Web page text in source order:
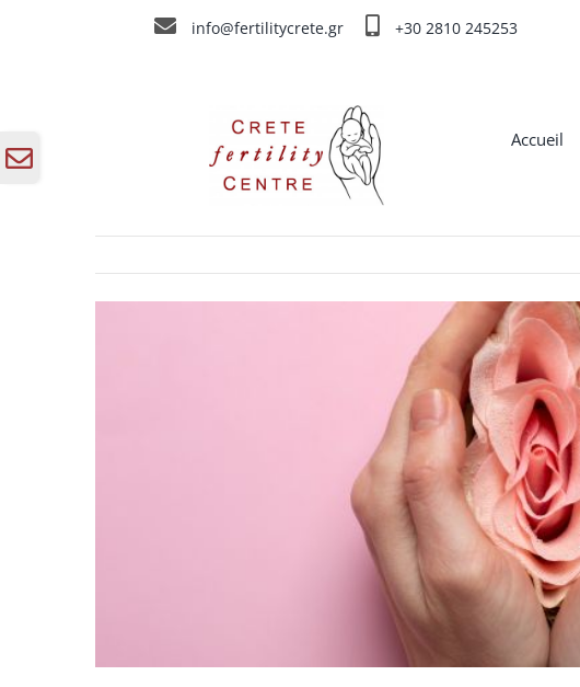
info@fertilitycrete.gr +30 2810 245253
Accueil
Rajeunissement ovarien –
Toggle
Sliding